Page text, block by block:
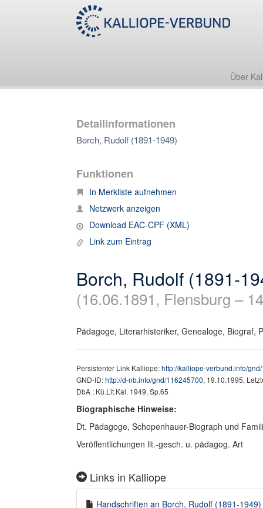
Über
Detailinformationen
Borch, Rudolf (1891-1949)
Funktionen
In Merkliste aufnehmen
Netzwerk anzeigen
Download EAC-CPF (XML)
Link zum Eintrag
Borch, Rudolf (1891-
(16.06.1891, Flensburg –
Pädagoge, Literarhistoriker, Genealoge, Biograf,
Persistenter Link Kalliope:http://kalliope-verbund.info/
GND-ID:http://d-nb.info/gnd/116245700, 19.10.1995,
DbA ; Kü.Lit.Kal. 1949, Sp.65
Biographische Hinweise:
Dt. Pädagoge, Schopenhauer-Biograph und
Veröffentlichungen lit.-gesch. u. pädagog. Art
Links in Kalliope
Handschriften an Borch, Rudolf (1891-